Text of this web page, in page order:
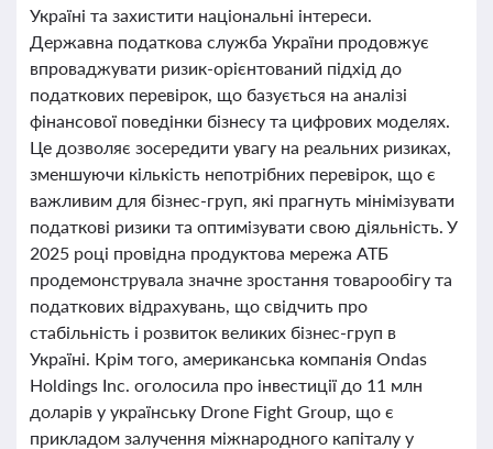
Україні та захистити національні інтереси.
Державна податкова служба України продовжує
впроваджувати ризик-орієнтований підхід до
податкових перевірок, що базується на аналізі
фінансової поведінки бізнесу та цифрових моделях.
Це дозволяє зосередити увагу на реальних ризиках,
зменшуючи кількість непотрібних перевірок, що є
важливим для бізнес-груп, які прагнуть мінімізувати
податкові ризики та оптимізувати свою діяльність. У
2025 році провідна продуктова мережа АТБ
продемонструвала значне зростання товарообігу та
податкових відрахувань, що свідчить про
стабільність і розвиток великих бізнес-груп в
Україні. Крім того, американська компанія Ondas
Holdings Inc. оголосила про інвестиції до 11 млн
доларів у українську Drone Fight Group, що є
прикладом залучення міжнародного капіталу у